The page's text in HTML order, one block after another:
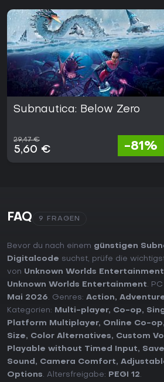
Subnautica: Below Zero
29,47 €
5,60 € -81%
FAQ 9 FRAGEN
Bevor du nach einem günstigen
Digitalcode suchst, prüfe die
von Unknown Worlds Entertainment
Unknown Worlds Entertainment.
Mai 2026. Genres: Action,
Kategorien:
Multi-player, Co-op,
Platform Multiplayer, Online Co-op,
Size, Color Alternatives, Custom
Playable without Timed Input,
Sound , Camera Comfort,
Options. Altersfreigabe: PEGI 12.